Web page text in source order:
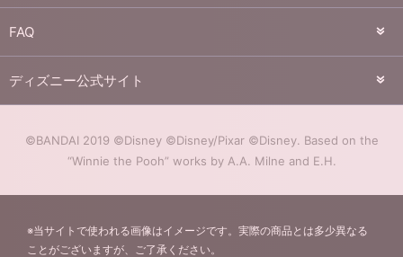
FAQ
ディズニー公式サイト
©BANDAI 2019 ©Disney ©Disney/Pixar ©Disney. Based on the
“Winnie the Pooh” works by A.A. Milne and E.H.
※当サイトで使われる画像はイメージです。実際の商品とは多少異なる
ことがございますが、ご了承ください。